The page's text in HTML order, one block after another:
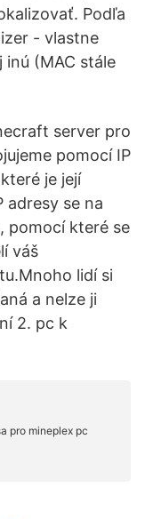
Podľa
- vlastne
inú (MAC stále
server pro
pomocí IP
je její
adresy se na
pomocí které se
váš
lidí si
a nelze ji
2. pc k